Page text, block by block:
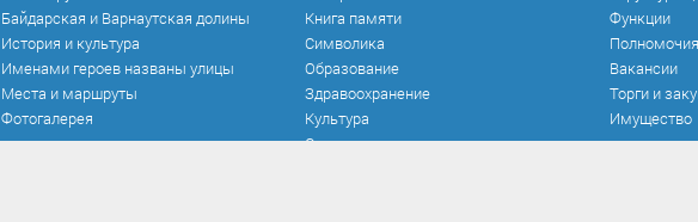
Байдарская и Варнаутская долины
История и культура
Именами героев названы улицы
Места и маршруты
Фотогалерея
Книга памяти
Символика
Образование
Здравоохранение
Культура
Спорт
Функции
Полномочия
Вакансии
Торги и
Имущество